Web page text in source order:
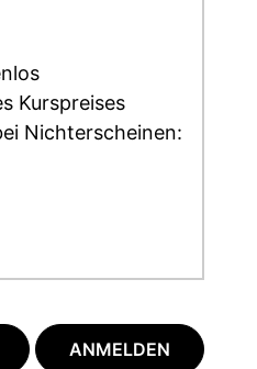
Kurspreises
Nichterscheinen: